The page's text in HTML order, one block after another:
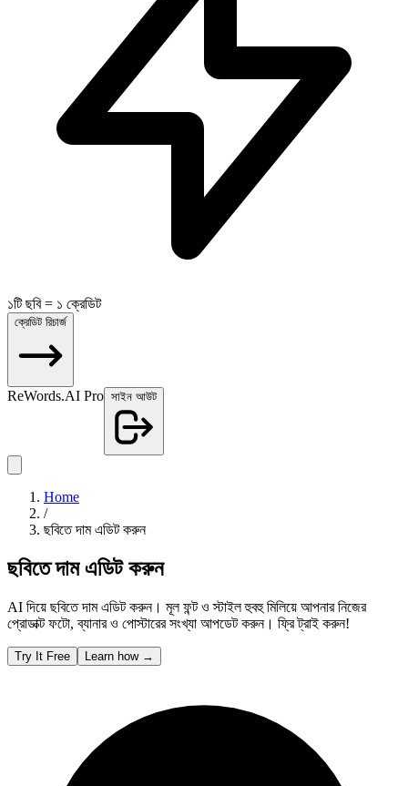
১টি ছবি = ১ ক্রেডিট
ক্রেডিট রিচার্জ
ReWords.AI Pro সাইন আউট
Home
/
ছবিতে দাম এডিট করুন
ছবিতে দাম এডিট করুন
AI দিয়ে ছবিতে দাম এডিট করুন। মূল ফন্ট ও স্টাইল হুবহু মিলিয়ে আপনার নিজের
প্রোডাক্ট ফটো, ব্যানার ও পোস্টারের সংখ্যা আপডেট করুন। ফ্রি ট্রাই করুন!
Try It Free Learn how →